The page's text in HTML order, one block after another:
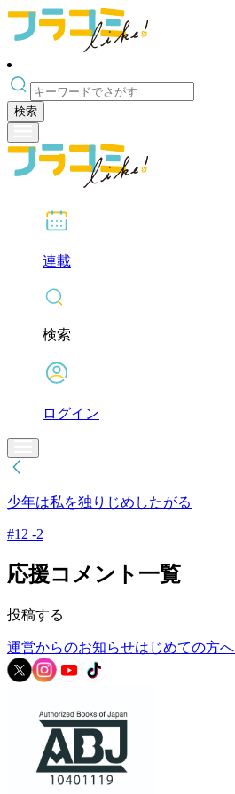
検索
連載
検索
ログイン
少年は私を独りじめしたがる
#12 -2
応援コメント一覧
投稿する
運営からのお知らせはじめての方へ